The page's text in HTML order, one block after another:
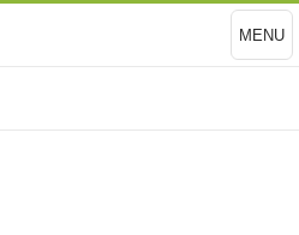
MENU